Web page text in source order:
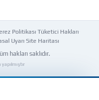
Politikası Tüketici Hakları
Uyarı Site Haritası
hakları saklıdır.